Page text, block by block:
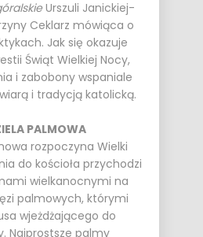
Urszuli Janickiej-
Ceklarz mówiąca o
Jak się okazuje
Świąt Wielkiej Nocy,
i zabobony wspaniale
wiarą i tradycją katolicką.
PALMOWA
rozpoczyna Wielki
do kościoła przychodzi
wielkanocnymi na
palmowych, którymi
wjeżdżającego do
Najprostsze palmy